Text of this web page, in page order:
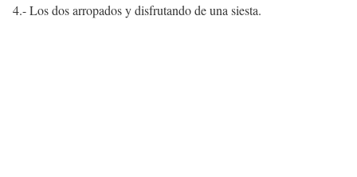
4.- Los dos arropados y disfrutando de una siesta.